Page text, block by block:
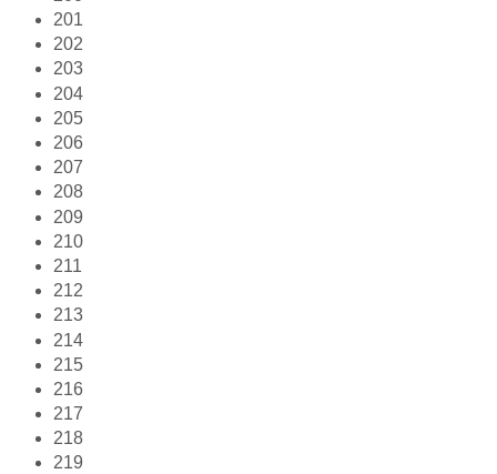
201
202
203
204
205
206
207
208
209
210
211
212
213
214
215
216
217
218
219